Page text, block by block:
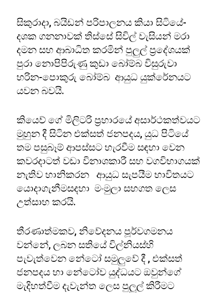
සිකුරාදා, බයිඩන් පරිපාලනය කියා සිටියේ-
දශක ගනනාවක් තිස්සේ සිවිල් වැසියන් මරා
දමන සහ ආබාධිත කරමින් පුලුල් ප්‍රදේශයක්
පුරා නොපිපිරුණු කුඩා බෝම්බ විසුරුවා
හරින-පොකුරු බෝම්බ ආයුධ යුක්රේනයට
යවන බවයි.
කියෙව් ගේ මිලිටරි ප්‍රහාරයේ අසාර්ථකත්වයට
මුහුන දී සිටින එක්සත් ජනපදය, යුධ පිටියේ
තම පසුබෑම් ආපස්සට හැරවීම සඳහා වෙන
කවරදාටත් වඩා විනාශකාරී සහ වගවිභාගයක්
නැතිව හානිකරන ආයුධ සැපයීම භාවිතයට
යොදාගැනීමසදහා මංමුලා සහගත ලෙස
උත්සාහ කරයි.
තීරණාත්මකව, නිවේදනය පූර්වගමනය
වන්නේ, ලබන සතියේ විල්නියස්හි
පැවැත්වෙන නේටෝ සමුලුවේ දී , එක්සත්
ජනපදය හා නේටෝව යුද්ධයට ඔවුන්ගේ
මැදිහත්වීම දැවැන්ත ලෙස පුලුල් කිරීමට